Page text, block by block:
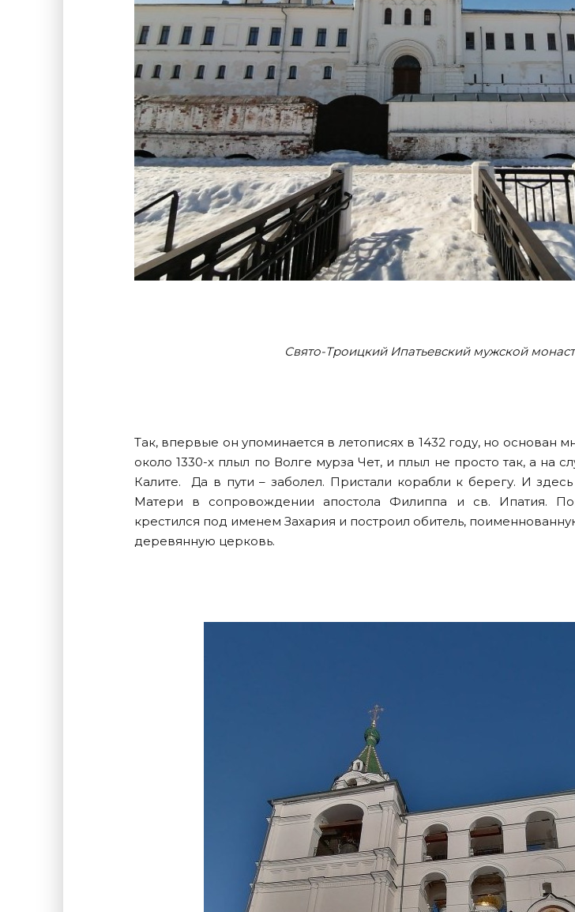
Свято-Троицкий Ипатьевский мужской
Так, впервые он упоминается в летописях в 1432 году, но основан
около 1330-х плыл по Волге мурза Чет, и плыл не просто так, а на
Калите. Да в пути – заболел. Пристали корабли к берегу. И
Матери в сопровождении апостола Филиппа и св. Ипатия.
крестился под именем Захария и построил обитель,
деревянную церковь.